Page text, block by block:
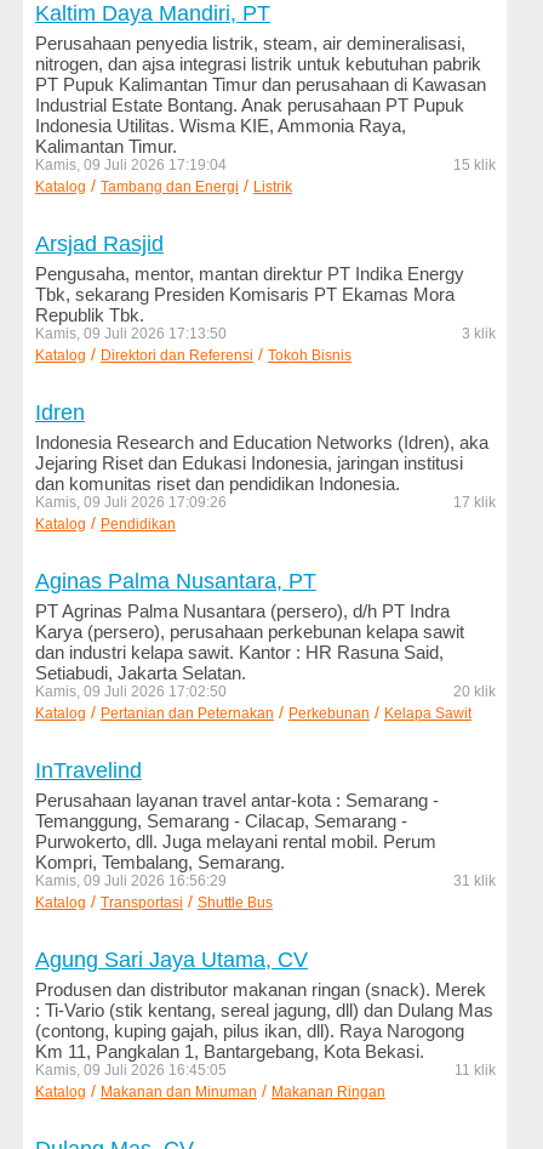
dan
Kencan
Kesehatan
dan
Kecantikan
Komputer
Internet
Konstruksi
dan
Engineering
Mesin
LSM
dan
Ornop
Makanan
dan
Minuman
Media
dan
Penerbitan
Media
Online
Militer
dan
Sekuriti
dan
Motor
Mode
dan
Busana
Kaltim Daya Mandiri, PT
Perusahaan penyedia listrik, steam, air demineralisasi,
nitrogen, dan ajsa integrasi listrik untuk kebutuhan pabrik
PT Pupuk Kalimantan Timur dan perusahaan di Kawasan
Industrial Estate Bontang. Anak perusahaan PT Pupuk
Indonesia Utilitas. Wisma KIE, Ammonia Raya,
Kalimantan Timur.
Kamis, 09 Juli 2026 17:19:04
15 klik
Katalog / Tambang dan Energi / Listrik
Arsjad Rasjid
Pengusaha, mentor, mantan direktur PT Indika Energy
Tbk, sekarang Presiden Komisaris PT Ekamas Mora
Republik Tbk.
Kamis, 09 Juli 2026 17:13:50
3 klik
Katalog / Direktori dan Referensi / Tokoh Bisnis
Idren
Indonesia Research and Education Networks (Idren), aka
Jejaring Riset dan Edukasi Indonesia, jaringan institusi
dan komunitas riset dan pendidikan Indonesia.
Kamis, 09 Juli 2026 17:09:26
17 klik
Katalog / Pendidikan
Aginas Palma Nusantara, PT
PT Agrinas Palma Nusantara (persero), d/h PT Indra
Karya (persero), perusahaan perkebunan kelapa sawit
dan industri kelapa sawit. Kantor : HR Rasuna Said,
Setiabudi, Jakarta Selatan.
Kamis, 09 Juli 2026 17:02:50
20 klik
Katalog / Pertanian dan Peternakan / Perkebunan / Kelapa Sawit
InTravelind
Perusahaan layanan travel antar-kota : Semarang -
Temanggung, Semarang - Cilacap, Semarang -
Purwokerto, dll. Juga melayani rental mobil. Perum
Kompri, Tembalang, Semarang.
Kamis, 09 Juli 2026 16:56:29
31 klik
Katalog / Transportasi / Shuttle Bus
Agung Sari Jaya Utama, CV
Produsen dan distributor makanan ringan (snack). Merek
: Ti-Vario (stik kentang, sereal jagung, dll) dan Dulang Mas
(contong, kuping gajah, pilus ikan, dll). Raya Narogong
Km 11, Pangkalan 1, Bantargebang, Kota Bekasi.
Kamis, 09 Juli 2026 16:45:05
11 klik
Katalog / Makanan dan Minuman / Makanan Ringan